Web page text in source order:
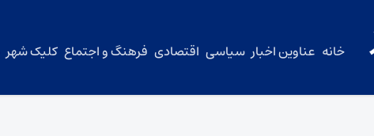
خانه عناوین اخبار سیاسی اقتصادی فرهنگ و اجتماع کلیک شهر